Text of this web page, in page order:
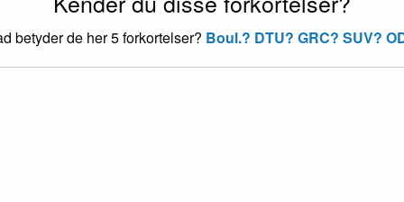
betyder de her 5 forkortelser? Boul.? DTU? GRC? SUV?